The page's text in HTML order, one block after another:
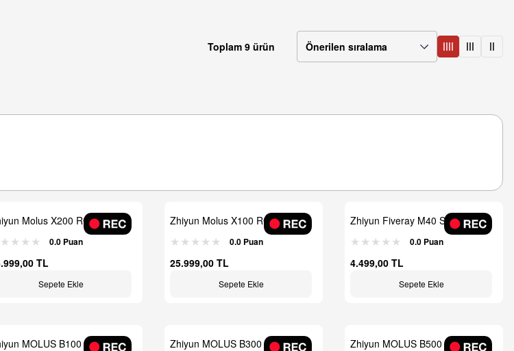
Toplam 9 ürün
Molus X200 RGB Combo
0.0 Puan
TL
Sepete Ekle
Zhiyun Molus X100 RGB 100W
Taşınabilir LED Işık Pro Paket
0.0 Puan
25.999,00 TL
Sepete Ekle
Zhiyun Fiveray M40 SE Combo
Led Işık
0.0 Puan
4.499,00 TL
Sepete Ekle
MOLUS B100 Bi-Color
Zhiyun MOLUS B300 Bi-Color
Zhiyun MOLUS B500 Bi-Color